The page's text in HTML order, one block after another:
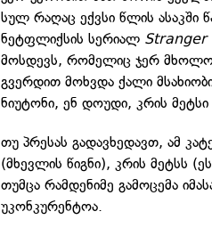
სულ რაღაც ექვსი წლის ასაკში
ნეტფლიქსის სერიალ Stranger
მოსდევს, რომელიც ჯერ
გვერდით მოხვდა ქალი
ნიუტონი, ენ დოუდი, კრის მეტსი
თუ პრესას გადავხედავთ, ამ
(მხევლის წიგნი), კრის მეტსს
თუმცა რამდენიმე გამოცემა
უკონკურენტოა.